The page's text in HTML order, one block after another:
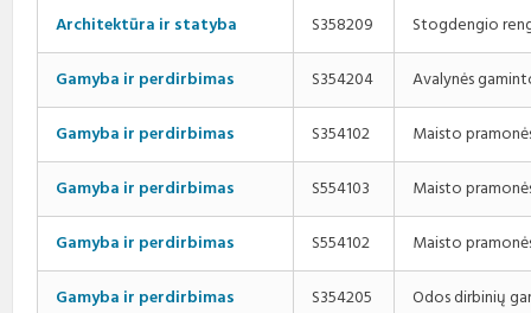
Architektūra ir statyba S358209 Stogdengio
Gamyba ir perdirbimas S354204 Avalynės
Gamyba ir perdirbimas S354102 Maisto
Gamyba ir perdirbimas S554103 Maisto
Gamyba ir perdirbimas S554102 Maisto
Gamyba ir perdirbimas S354205 Odos dirbinių